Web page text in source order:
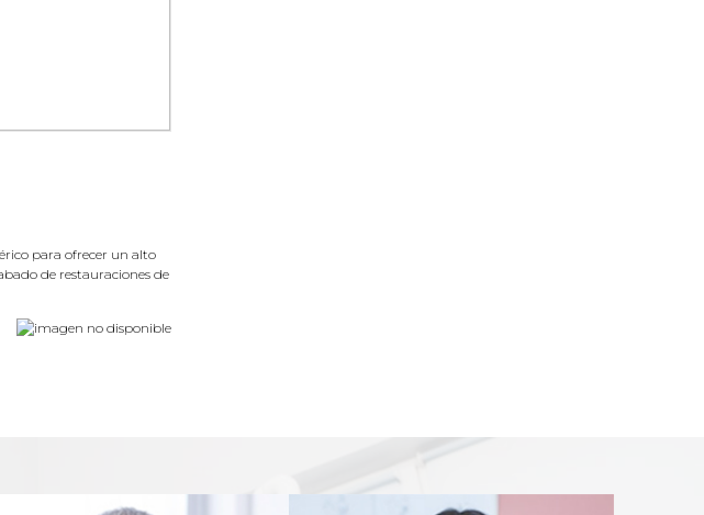
para ofrecer un alto
de restauraciones de